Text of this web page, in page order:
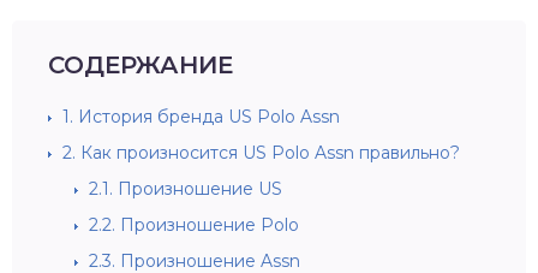
СОДЕРЖАНИЕ
1. История бренда US Polo Assn
2. Как произносится US Polo Assn правильно?
2.1. Произношение US
2.2. Произношение Polo
2.3. Произношение Assn